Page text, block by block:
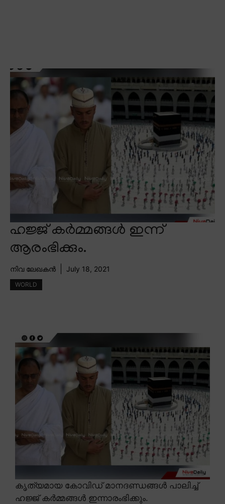
ഹജ്ജ് കർമ്മങ്ങൾ ഇന്ന്
ആരംഭിക്കും.
നിവ ലേഖകൻ July 18, 2021
WORLD
കൃത്യമായ കോവിഡ് മാനദണ്ഡങ്ങൾ പാലിച്ച്
ഹജ്ജ് കർമ്മങ്ങൾ ഇന്നാരംഭിക്കും.